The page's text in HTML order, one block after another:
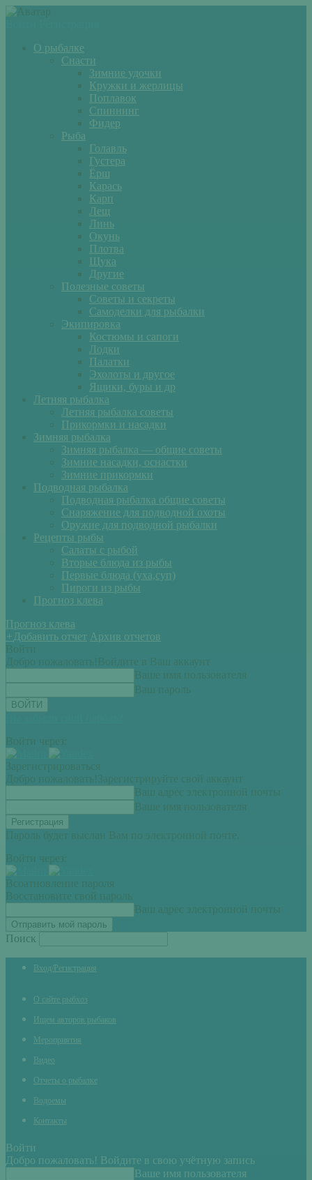
О рыбалке
Снасти
Зимние удочки
Кружки и жерлицы
Поплавок
Спиннинг
Фидер
Рыба
Голавль
Густера
Ёрш
Карась
Карп
Лещ
Линь
Окунь
Плотва
Щука
Другие
Полезные советы
Советы и секреты
Самоделки для рыбалки
Экипировка
Костюмы и сапоги
Лодки
Палатки
Эхолоты и другое
Ящики, буры и др
Летняя рыбалка
Летняя рыбалка советы
Прикормки и насадки
Зимняя рыбалка
Зимняя рыбалка — общие советы
Зимние насадки, оснастки
Зимние прикормки
Подводная рыбалка
Подводная рыбалка общие советы
Снаряжение для подводной охоты
Оружие для подводной рыбалки
Рецепты рыбы
Салаты с рыбой
Вторые блюда из рыбы
Первые блюда (уха,суп)
Пироги из рыбы
Прогноз клева
Прогноз клева
+ Добавить отчет Архив отчетов
Войти
Добро пожаловать! Войдите в Ваш аккаунт
Ваше имя пользователя
Ваш пароль
Войти через:
Зарегистрироваться
Добро пожаловать! Зарегистрируйте свой аккаунт
Ваш адрес электронной почты
Ваше имя пользователя
Пароль будет выслан Вам по электронной почте.
Войти через:
Всоатновление пароля
Восстановите свой пароль
Ваш адрес электронной почты
Поиск
Вход/Регистрация
О сайте рыбхоз
Ищем авторов рыбаков
Мероприятия
Видео
Отчеты о рыбалке
Водоемы
Контакты
Войти
Добро пожаловать! Войдите в свою учётную запись
Ваше имя пользователя